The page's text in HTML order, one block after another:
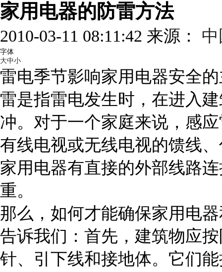
家用电器的防雷方法
2010-03-11 08:11:42 来源：
字体
大中小
雷电季节影响家用电器安全
雷是指雷电发生时，在进入
冲。对于一个家庭来说，感
有线电视或无线电视的馈线
家用电器有直接的外部线路
重。
那么，如何才能确保家用电
告诉我们：首先，建筑物应
针、引下线和接地体。它们